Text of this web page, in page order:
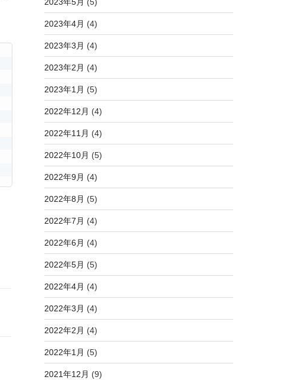
2023年5月 (5)
2023年4月 (4)
2023年3月 (4)
2023年2月 (4)
2023年1月 (5)
2022年12月 (4)
2022年11月 (4)
2022年10月 (5)
2022年9月 (4)
2022年8月 (5)
2022年7月 (4)
2022年6月 (4)
2022年5月 (5)
2022年4月 (4)
2022年3月 (4)
2022年2月 (4)
2022年1月 (5)
2021年12月 (9)